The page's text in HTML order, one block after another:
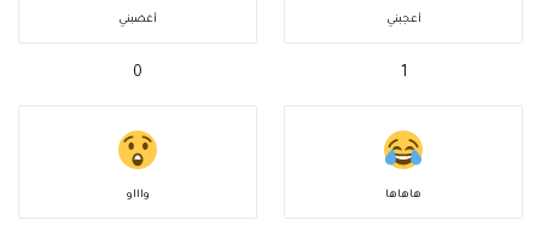
أعجبني
1
أغضبني
0
هاهاها واااو